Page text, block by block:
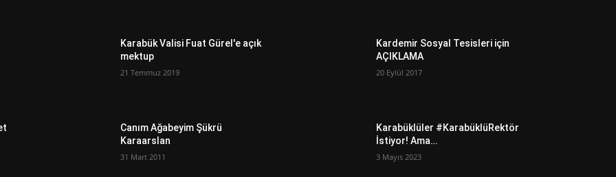
Karabük Valisi Fuat Gürel'e açık
mektup
21 Temmuz 2019
Canım Ağabeyim Şükrü
Karaarslan
31 Mart 2011
Kardemir Sosyal Tesisleri için
AÇIKLAMA
20 Eylül 2017
Karabüklüler #KarabüklüRektör
İstiyor! Ama…
3 Mayıs 2023